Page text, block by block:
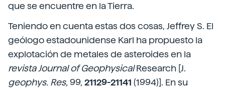
que se encuentre en la Tierra.
Teniendo en cuenta estas dos cosas, Jeffrey S. El
geólogo estadounidense Karl ha propuesto la
explotación de metales de asteroides en la
revista Journal of GeophysicalResearch [J.
geophys. Res, 99, 21129-21141 (1994)]. En su